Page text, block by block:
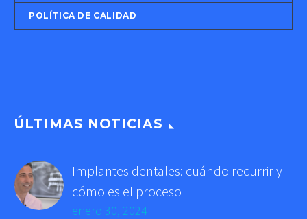
POLÍTICA DE CALIDAD
ÚLTIMAS NOTICIAS
Implantes dentales: cuándo recurrir y
cómo es el proceso
enero 30, 2024